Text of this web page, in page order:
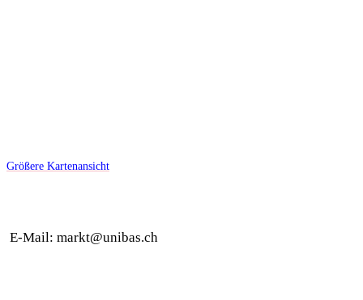
Größere Kartenansicht
E-Mail: markt@unibas.ch